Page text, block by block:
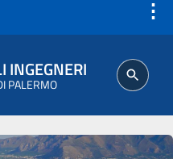
⋮
INGEGNERI
PALERMO